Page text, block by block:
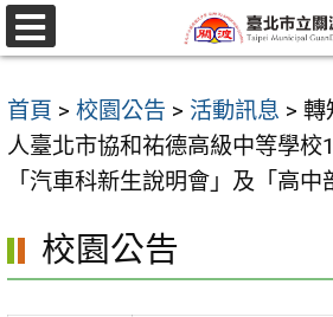
跳
至
要
內
選
單
首頁 > 校園公告 > 活動訊息 > 轉
人臺北市協和祐德高級中等學校
「汽車科新生說明會」及「高中
校園公告